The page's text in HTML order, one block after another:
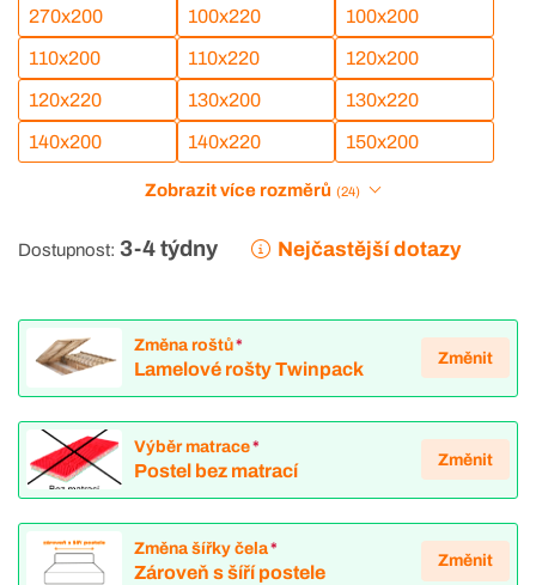
270x200 100x220 100x200
110x200 110x220 120x200
120x220 130x200 130x220
140x200 140x220 150x200
Zobrazit více rozměrů (24)
Dostupnost: 3-4 týdny Nejčastější dotazy
Změna roštů*
Lamelové rošty Twinpack
Změnit
Výběr matrace*
Postel bez matrací
Změnit
Změna šířky čela*
Zároveň s šíří postele
Změnit